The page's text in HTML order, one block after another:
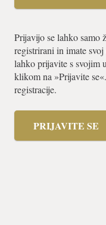
Prijavijo se lahko samo
registrirani in imate
lahko prijavite s svojim
klikom na »Prijavite
registracije.
PRIJAVITE SE